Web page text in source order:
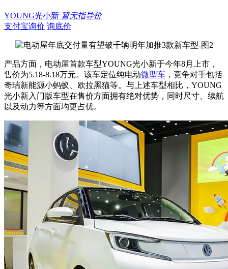
YOUNG光小新 暂无指导价
支付宝询价 询底价
产品方面，电动屋首款车型YOUNG光小新于今年8月上市，
售价为5.18-8.18万元。该车定位纯电动微型车 ，竞争对手包括
奇瑞新能源小蚂蚁、欧拉黑猫等。与上述车型相比，YOUNG
光小新入门版车型在售价方面拥有绝对优势，同时尺寸、续航
以及动力等方面均更占优。